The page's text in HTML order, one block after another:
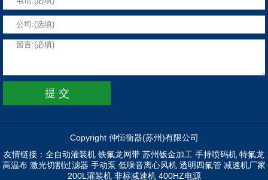
Copyright 仲恒衡器(苏州)有限公司
友情链接： 全自动灌装机 铁氟龙网带 苏州钣金加工 手持喷码机 特氟龙
高温布 激光切割过滤器 手动泵 低噪音离心风机 透明四氟管 减速机厂家
200L灌装机 非标减速机 400HZ电源